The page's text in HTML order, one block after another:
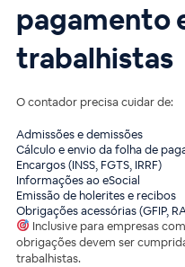
pagamento
trabalhistas
O contador precisa cuidar de:
Admissões e demissões
Cálculo e envio da folha de
Encargos (INSS, FGTS, IRRF)
Informações ao eSocial
Emissão de holerites e recibos
Obrigações acessórias (GFIP,
Inclusive para empresas
obrigações devem ser
trabalhistas.